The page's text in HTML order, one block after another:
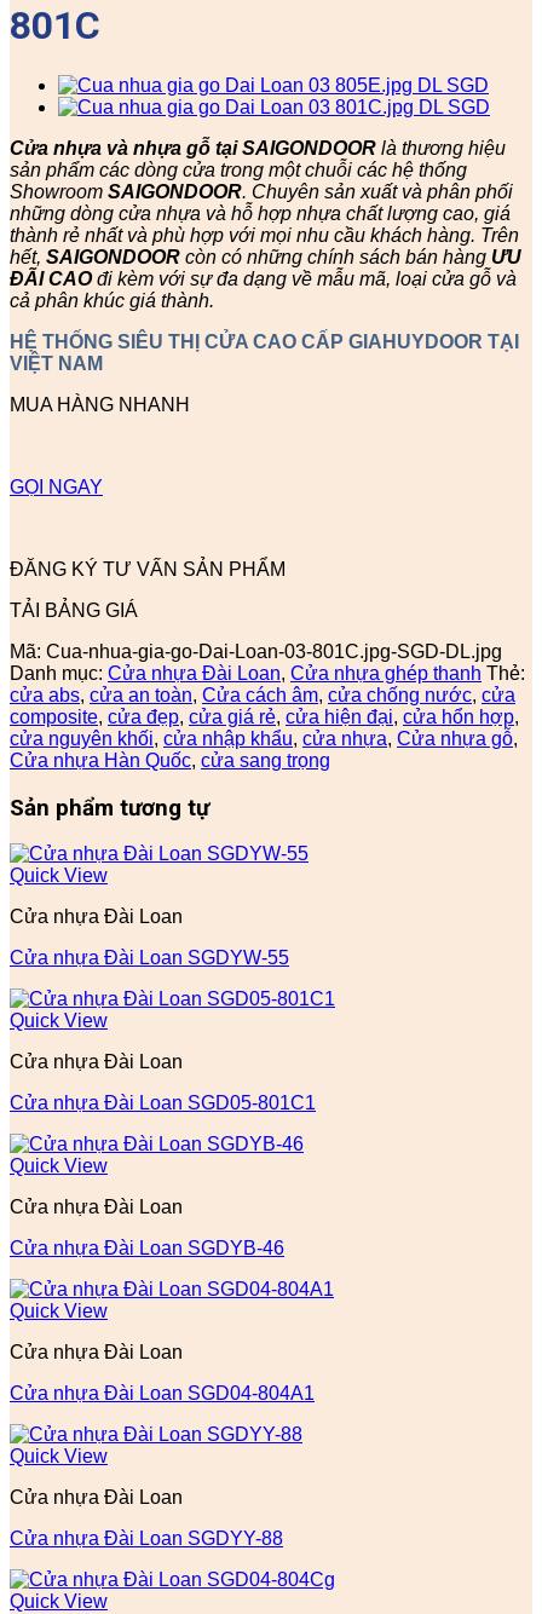
801C
Cửa nhựa và nhựa gỗ tại SAIGONDOOR là thương hiệu
sản phẩm các dòng cửa trong một chuỗi các hệ thống
Showroom SAIGONDOOR. Chuyên sản xuất và phân phối
những dòng cửa nhựa và hỗ hợp nhựa chất lượng cao, giá
thành rẻ nhất và phù hợp với mọi nhu cầu khách hàng. Trên
hết, SAIGONDOOR còn có những chính sách bán hàng ƯU
ĐÃI CAOđi kèm với sự đa dạng về mẫu mã, loại cửa gỗ và
cả phân khúc giá thành.
HỆ THỐNG SIÊU THỊ CỬA CAO CẤP GIAHUYDOOR TẠI
VIỆT NAM
MUA HÀNG NHANH
GỌI NGAY
ĐĂNG KÝ TƯ VẤN SẢN PHẨM
TẢI BẢNG GIÁ
Mã: Cua-nhua-gia-go-Dai-Loan-03-801C.jpg-SGD-DL.jpg
Danh mục: Cửa nhựa Đài Loan, Cửa nhựa ghép thanh Thẻ:
cửa abs, cửa an toàn, Cửa cách âm, cửa chống nước, cửa
composite, cửa đẹp, cửa giá rẻ, cửa hiện đại, cửa hổn hợp,
cửa nguyên khối, cửa nhập khẩu, cửa nhựa, Cửa nhựa gỗ,
Cửa nhựa Hàn Quốc, cửa sang trọng
Sản phẩm tương tự
Quick View
Cửa nhựa Đài Loan
Cửa nhựa Đài Loan SGDYW-55
Quick View
Cửa nhựa Đài Loan
Cửa nhựa Đài Loan SGD05-801C1
Quick View
Cửa nhựa Đài Loan
Cửa nhựa Đài Loan SGDYB-46
Quick View
Cửa nhựa Đài Loan
Cửa nhựa Đài Loan SGD04-804A1
Quick View
Cửa nhựa Đài Loan
Cửa nhựa Đài Loan SGDYY-88
Quick View